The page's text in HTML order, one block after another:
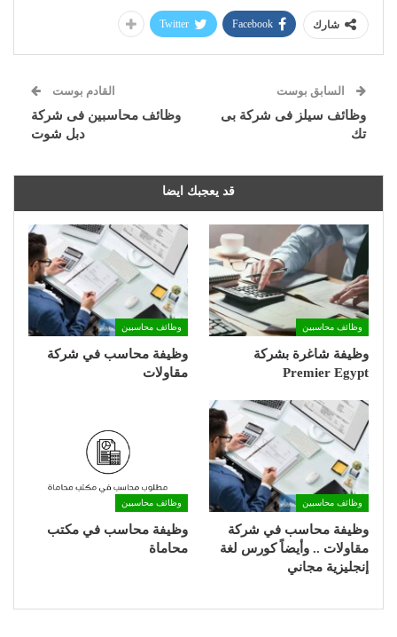
شارك Facebook
Twitter
السابق بوست
وظائف سيلز فى شركة بى
تك
القادم بوست
وظائف محاسبين فى شركة
دبل شوت
قد يعجبك ايضا
وظائف محاسبين
وظيفة شاغرة بشركة
Premier Egypt
وظائف محاسبين
وظيفة محاسب في شركة
مقاولات
وظائف محاسبين
وظيفة محاسب في شركة
مقاولات .. وأيضاً كورس لغة
إنجليزية مجاني
وظائف محاسبين
وظيفة محاسب في مكتب
محاماة